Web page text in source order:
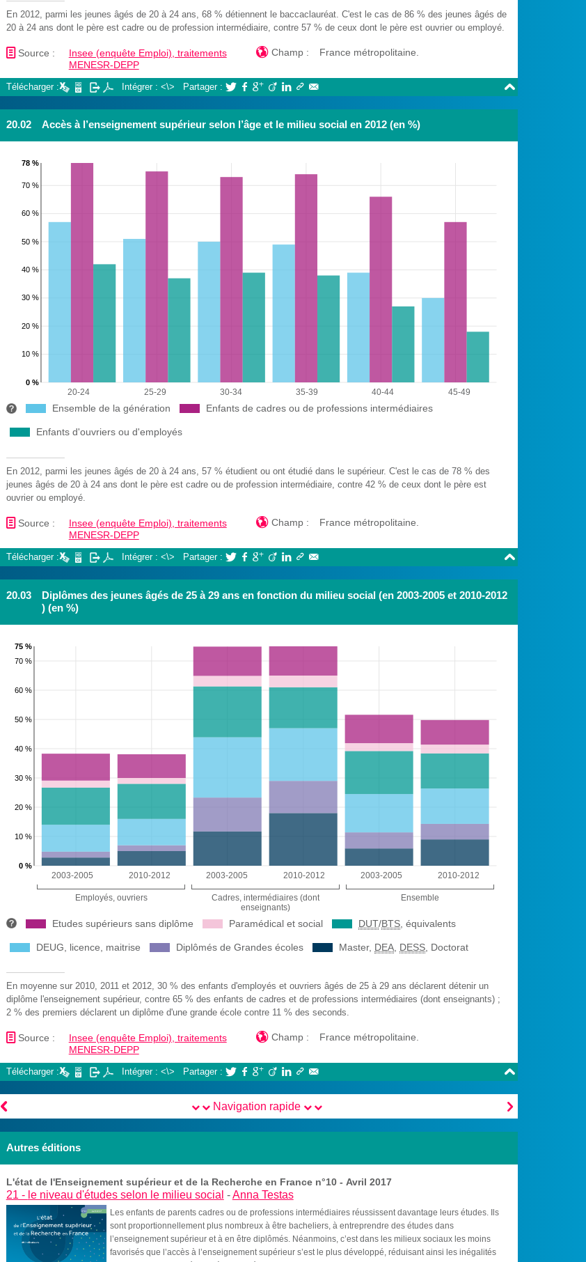
En 2012, parmi les jeunes âgés de 20 à 24 ans, 68 % détiennent le baccaclauréat. C'est le cas de 86 % des jeunes âgés de
20 à 24 ans dont le père est cadre ou de profession intermédiaire, contre 57 % de ceux dont le père est ouvrier ou employé.
📄 Source :
Insee (enquête Emploi), traitements
MENESR-DEPP
Champ : France métropolitaine.

Télécharger : Intégrer : <\> Partager :      
20.02 Accès à l’enseignement supérieur selon l’âge et le milieu social en 2012 (en %)
10 %
20 %
30 %
40 %
50 %
60 %
70 %
0 %
78 %
20-24 25-29 30-34 35-39 40-44 45-49
Ensemble de la génération Enfants de cadres ou de professions intermédiaires
Enfants d'ouvriers ou d'employés
En 2012, parmi les jeunes âgés de 20 à 24 ans, 57 % étudient ou ont étudié dans le supérieur. C'est le cas de 78 % des
jeunes âgés de 20 à 24 ans dont le père est cadre ou de profession intermédiaire, contre 42 % de ceux dont le père est
ouvrier ou employé.
📄 Source :
Insee (enquête Emploi), traitements
MENESR-DEPP
Champ : France métropolitaine.

Télécharger : Intégrer : <\> Partager :      
20.03
Diplômes des jeunes âgés de 25 à 29 ans en fonction du milieu social (en 2003-2005 et 2010-2012
) (en %)
10 %
20 %
30 %
40 %
50 %
60 %
70 %
0 %
75 %
2003-2005 2010-2012 2003-2005 2010-2012 2003-2005 2010-2012
Employés, ouvriers
Cadres, intermédiaires (dont
enseignants)
Ensemble
Etudes supérieurs sans diplôme Paramédical et social DUT/BTS , équivalents
DEUG, licence, maitrise Diplômés de Grandes écoles Master, DEA DESS , Doctorat
En moyenne sur 2010, 2011 et 2012, 30 % des enfants d'employés et ouvriers âgés de 25 à 29 ans déclarent détenir un
diplôme l'enseignement supérieur, contre 65 % des enfants de cadres et de professions intermédiaires (dont enseignants) ;
2 % des premiers déclarent un diplôme d'une grande école contre 11 % des seconds.
📄 Source :
Insee (enquête Emploi), traitements
MENESR-DEPP
Champ : France métropolitaine.

Télécharger : Intégrer : <\> Partager :      
 
Navigation rapide
Autres éditions
L'état de l'Enseignement supérieur et de la Recherche en France n°10 - Avril 2017
21 - le niveau d'études selon le milieu social -Anna Testas
Les enfants de parents cadres ou de professions intermédiaires réussissent davantage leurs études. Ils
sont proportionnellement plus nombreux à être bacheliers, à entreprendre des études dans
l’enseignement supérieur et à en être diplômés. Néanmoins, c’est dans les milieux sociaux les moins
favorisés que l’accès à l’enseignement supérieur s’est le plus développé, réduisant ainsi les inégalités